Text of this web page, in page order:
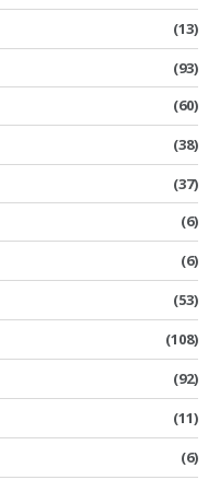
(13)
(93)
(60)
(38)
(37)
(6)
(6)
(53)
(108)
(92)
(11)
(6)